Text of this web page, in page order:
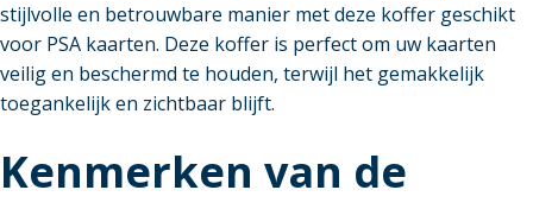
stijlvolle en betrouwbare manier met deze koffer geschikt
voor PSA kaarten. Deze koffer is perfect om uw kaarten
veilig en beschermd te houden, terwijl het gemakkelijk
toegankelijk en zichtbaar blijft.
Kenmerken van de